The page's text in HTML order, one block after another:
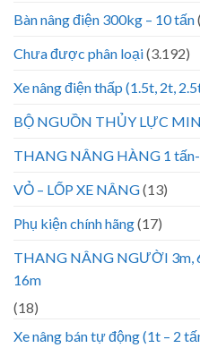
Bàn nâng điện 300kg – 10 tấn
Chưa được phân loại(3.192)
Xe nâng điện thấp (1.5t, 2t,
BỘ NGUỒN THỦY LỰC
THANG NÂNG HÀNG 1
VỎ – LỐP XE NÂNG(13)
Phụ kiện chính hãng(17)
THANG NÂNG NGƯỜI 3m,
16m
(18)
Xe nâng bán tự động (1t – 2